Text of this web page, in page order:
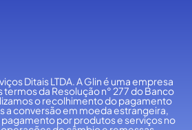
Ditais LTDA.A Glin é uma empresa
termos da Resolução n° 277 do Banco
o recolhimento do pagamento
a conversão em moeda estrangeira,
por produtos e serviços no